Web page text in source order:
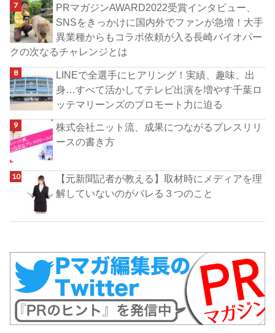
PRマガジンAWARD2022受賞インタビュー、
SNSをきっかけに国内外でファンが急増！大手
異業種からもコラボ依頼が入る長崎バイオパー
クの次なるチャレンジとは
LINEで全選手にヒアリング！実績、趣味、出
身…すべて活かしてテレビ出演を増やす千葉ロ
ッテマリーンズのプロモート力に迫る
株式会社ニット流、成果につながるプレスリリ
ースの書き方
【元新聞記者が教える】取材時にメディアを理
解していないのがバレる３つのこと